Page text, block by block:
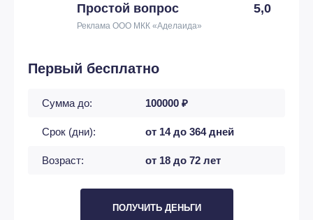
Простой вопрос 5,0
Реклама ООО МКК «Аделаида»
Первый бесплатно
Сумма до: 100000 ₽
Срок (дни): от 14 до 364 дней
Возраст: от 18 до 72 лет
ПОЛУЧИТЬ ДЕНЬГИ